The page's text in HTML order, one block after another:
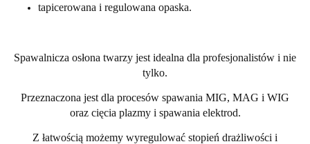
tapicerowana i regulowana opaska.
Spawalnicza osłona twarzy jest idealna dla profesjonalistów i nie
tylko.
Przeznaczona jest dla procesów spawania MIG, MAG i WIG
oraz cięcia plazmy i spawania elektrod.
Z łatwością możemy wyregulować stopień drażliwości i